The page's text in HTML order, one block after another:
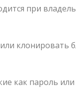
при
клонировать
как пароль или